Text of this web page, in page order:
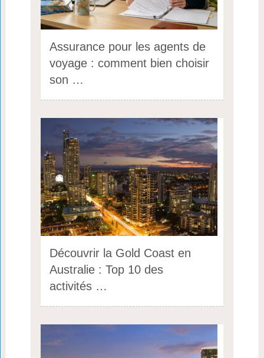
Assurance pour les agents de
voyage : comment bien choisir
son …
Découvrir la Gold Coast en
Australie : Top 10 des
activités …